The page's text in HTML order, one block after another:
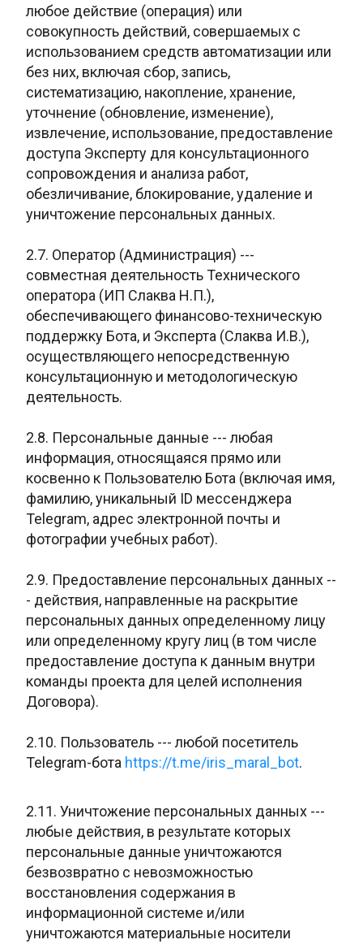
любое действие (операция) или
совокупность действий, совершаемых с
использованием средств автоматизации или
без них, включая сбор, запись,
систематизацию, накопление, хранение,
уточнение (обновление, изменение),
извлечение, использование, предоставление
доступа Эксперту для консультационного
сопровождения и анализа работ,
обезличивание, блокирование, удаление и
уничтожение персональных данных.
2.7. Оператор (Администрация) ---
совместная деятельность Технического
оператора (ИП Слаква Н.П.),
обеспечивающего финансово-техническую
поддержку Бота, и Эксперта (Слаква И.В.),
осуществляющего непосредственную
консультационную и методологическую
деятельность.
2.8. Персональные данные --- любая
информация, относящаяся прямо или
косвенно к Пользователю Бота (включая имя,
фамилию, уникальный ID мессенджера
Telegram, адрес электронной почты и
фотографии учебных работ).
2.9. Предоставление персональных данных --
- действия, направленные на раскрытие
персональных данных определенному лицу
или определенному кругу лиц (в том числе
предоставление доступа к данным внутри
команды проекта для целей исполнения
Договора).
2.10. Пользователь --- любой посетитель
Telegram-бота https://t.me/iris_maral_bot.
2.11. Уничтожение персональных данных ---
любые действия, в результате которых
персональные данные уничтожаются
безвозвратно с невозможностью
восстановления содержания в
информационной системе и/или
уничтожаются материальные носители